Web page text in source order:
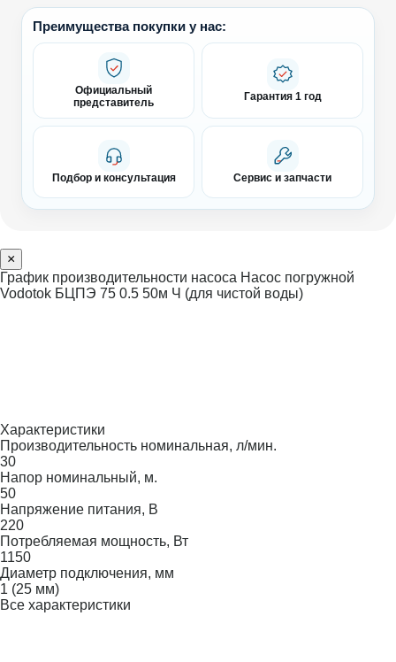
Преимущества покупки у нас:
Официальный
представитель
Гарантия 1 год
Подбор и консультация Сервис и запчасти
×
График производительности насоса Насос погружной
Vodotok БЦПЭ 75 0.5 50м Ч (для чистой воды)
Характеристики
Производительность номинальная, л/мин.
30
Напор номинальный, м.
50
Напряжение питания, В
220
Потребляемая мощность, Вт
1150
Диаметр подключения, мм
1 (25 мм)
Все характеристики